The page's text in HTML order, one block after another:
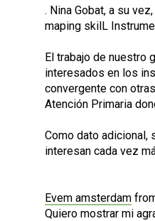
. Nina Gobat, a su
maping skilL
El trabajo de nuestro
interesados en los
convergente con
Atención Primaria
Como dato adicional,
interesan cada vez
Evem amsterdam
Quiero mostrar mi